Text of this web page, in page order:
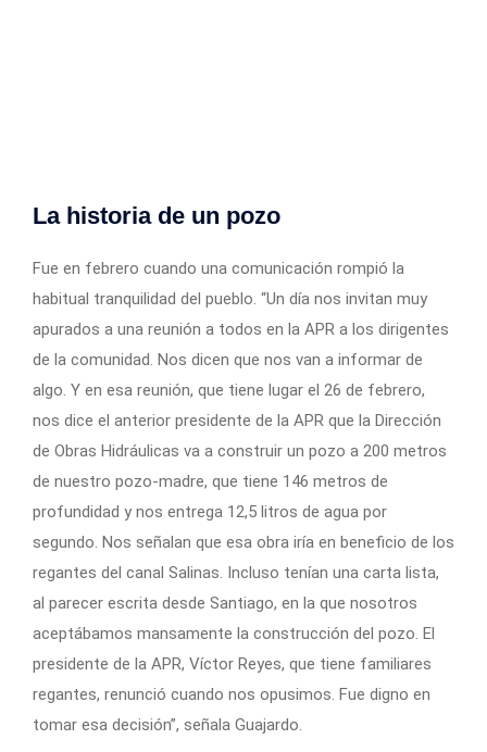
La historia de un pozo
Fue en febrero cuando una comunicación rompió la
habitual tranquilidad del pueblo. “Un día nos invitan muy
apurados a una reunión a todos en la APR a los dirigentes
de la comunidad. Nos dicen que nos van a informar de
algo. Y en esa reunión, que tiene lugar el 26 de febrero,
nos dice el anterior presidente de la APR que la Dirección
de Obras Hidráulicas va a construir un pozo a 200 metros
de nuestro pozo-madre, que tiene 146 metros de
profundidad y nos entrega 12,5 litros de agua por
segundo. Nos señalan que esa obra iría en beneficio de los
regantes del canal Salinas. Incluso tenían una carta lista,
al parecer escrita desde Santiago, en la que nosotros
aceptábamos mansamente la construcción del pozo. El
presidente de la APR, Víctor Reyes, que tiene familiares
regantes, renunció cuando nos opusimos. Fue digno en
tomar esa decisión”, señala Guajardo.